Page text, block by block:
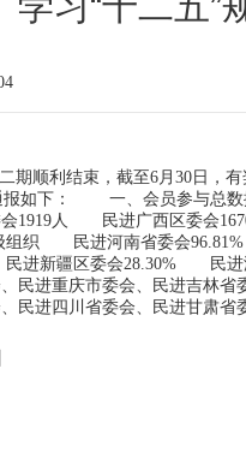
期顺利结束，截至6月30日，
通报如下： 一、会员参
1919人 民进广西区委会
组织 民进河南省委会
新疆区委会28.30% 民进
进重庆市委会、民进吉林省
民进四川省委会、民进甘肃